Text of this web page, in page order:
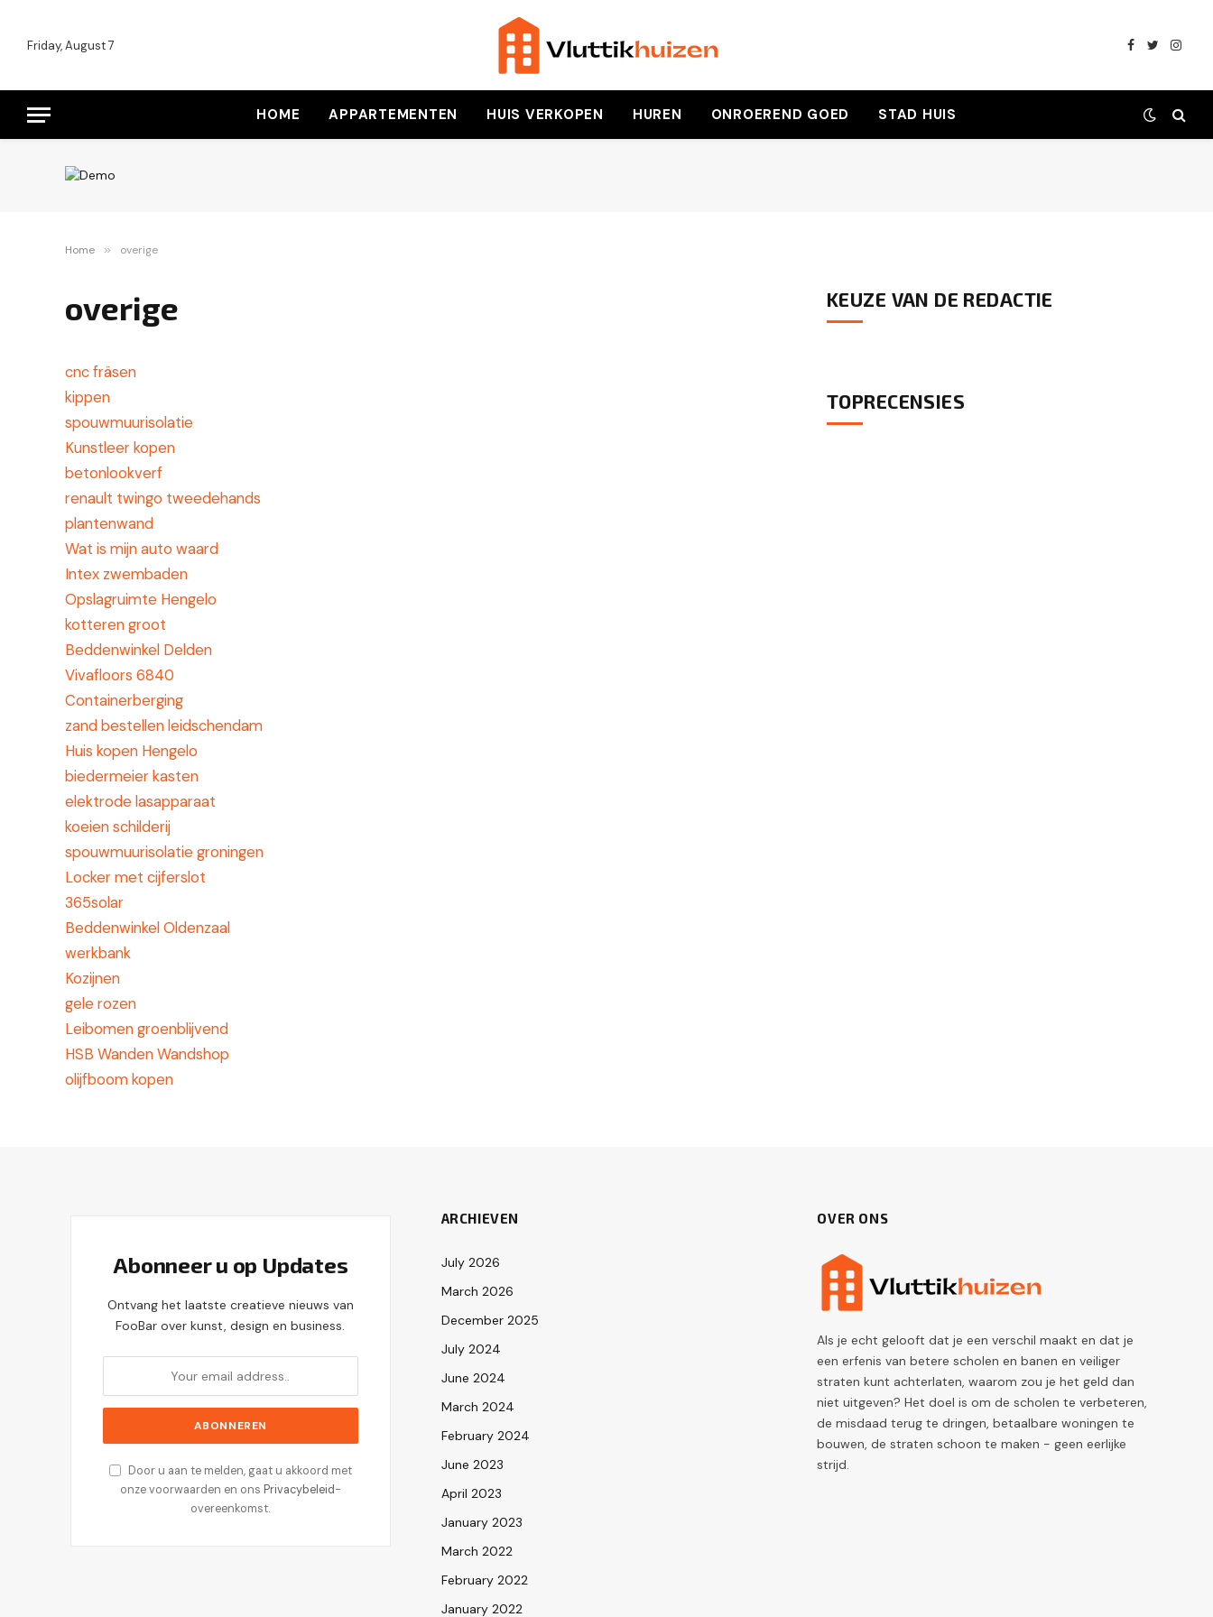
Friday, August 7 Facebook
Twitter
HOME APPARTEMENTEN HUIS VERKOPEN HUREN ONROEREND GOED STAD HUIS
Home » overige
overige
cnc fräsen
kippen
spouwmuurisolatie
Kunstleer kopen
betonlookverf
renault twingo tweedehands
plantenwand
Wat is mijn auto waard
Intex zwembaden
Opslagruimte Hengelo
kotteren groot
Beddenwinkel Delden
Vivafloors 6840
Containerberging
zand bestellen leidschendam
Huis kopen Hengelo
biedermeier kasten
elektrode lasapparaat
koeien schilderij
spouwmuurisolatie groningen
Locker met cijferslot
365solar
Beddenwinkel Oldenzaal
werkbank
Kozijnen
gele rozen
Leibomen groenblijvend
HSB Wanden Wandshop
olijfboom kopen
KEUZE VAN DE REDACTIE
TOPRECENSIES
Abonneer u op Updates
Ontvang het laatste creatieve nieuws van
FooBar over kunst, design en business.
Door u aan te melden, gaat u akkoord met
onze voorwaarden en ons Privacybeleid-
overeenkomst.
ARCHIEVEN
July 2026
March 2026
December 2025
July 2024
June 2024
March 2024
February 2024
June 2023
April 2023
January 2023
March 2022
February 2022
January 2022
OVER ONS
Als je echt gelooft dat je een verschil maakt en dat je
een erfenis van betere scholen en banen en veiliger
straten kunt achterlaten, waarom zou je het geld dan
niet uitgeven? Het doel is om de scholen te verbeteren,
de misdaad terug te dringen, betaalbare woningen te
bouwen, de straten schoon te maken - geen eerlijke
strijd.